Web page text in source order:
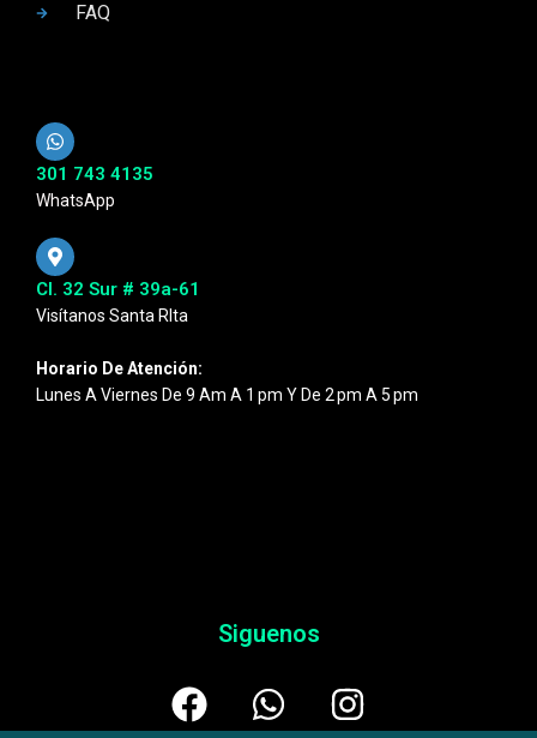
FAQ
301 743 4135
WhatsApp
Cl. 32 Sur # 39a-61
Visítanos Santa RIta
Horario De Atención:
Lunes A Viernes De 9 Am A 1 Pm Y De 2 Pm A 5 Pm
Siguenos